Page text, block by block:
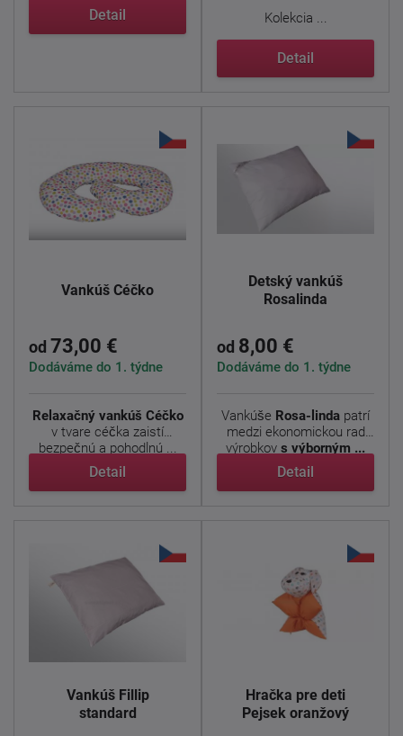
Detail
Kolekcia ...
Detail
Vankúš Céčko
od 73,00 €
Dodáváme do 1. týdne
Relaxačný vankúš Céčko
v tvare céčka zaistí
bezpečnú a pohodlnú ...
Detail
Detský vankúš
Rosalinda
od 8,00 €
Dodáváme do 1. týdne
Vankúše Rosa-linda patrí
medzi ekonomickou rad
výrobkov s výborným ...
Detail
Vankúš Fillip
standard
Hračka pre deti
Pejsek oranžový